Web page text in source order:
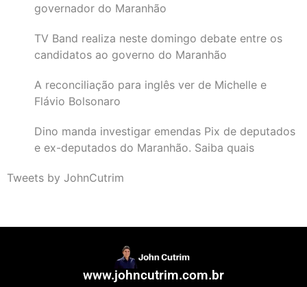
governador do Maranhão
TV Band realiza neste domingo debate entre os
candidatos ao governo do Maranhão
A reconciliação para inglês ver de Michelle e
Flávio Bolsonaro
Dino manda investigar emendas Pix de deputados
e ex-deputados do Maranhão. Saiba quais
Tweets by JohnCutrim
www.johncutrim.com.br